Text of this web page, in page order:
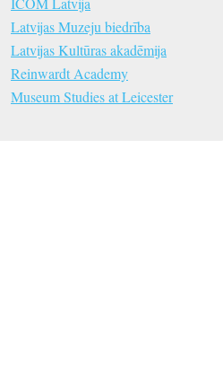
Latvijas Muzeju biedrība
Latvijas Kultūras akadēmija
Reinwardt Academy
Museum Studies at Leicester